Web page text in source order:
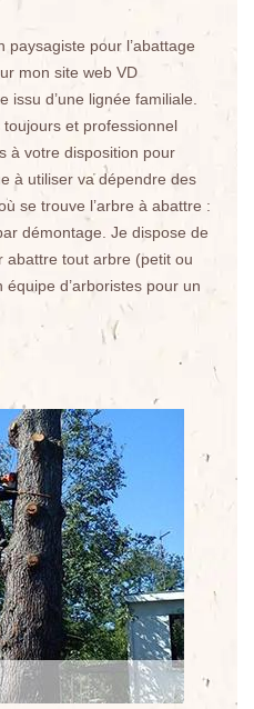
paysagiste pour l’abattage
mon site web VD
issu d’une lignée familiale.
et professionnel
à votre disposition pour
à utiliser va dépendre des
se trouve l’arbre à abattre :
démontage. Je dispose de
abattre tout arbre (petit ou
d’arboristes pour un